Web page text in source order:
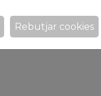
Rebutjar cookies